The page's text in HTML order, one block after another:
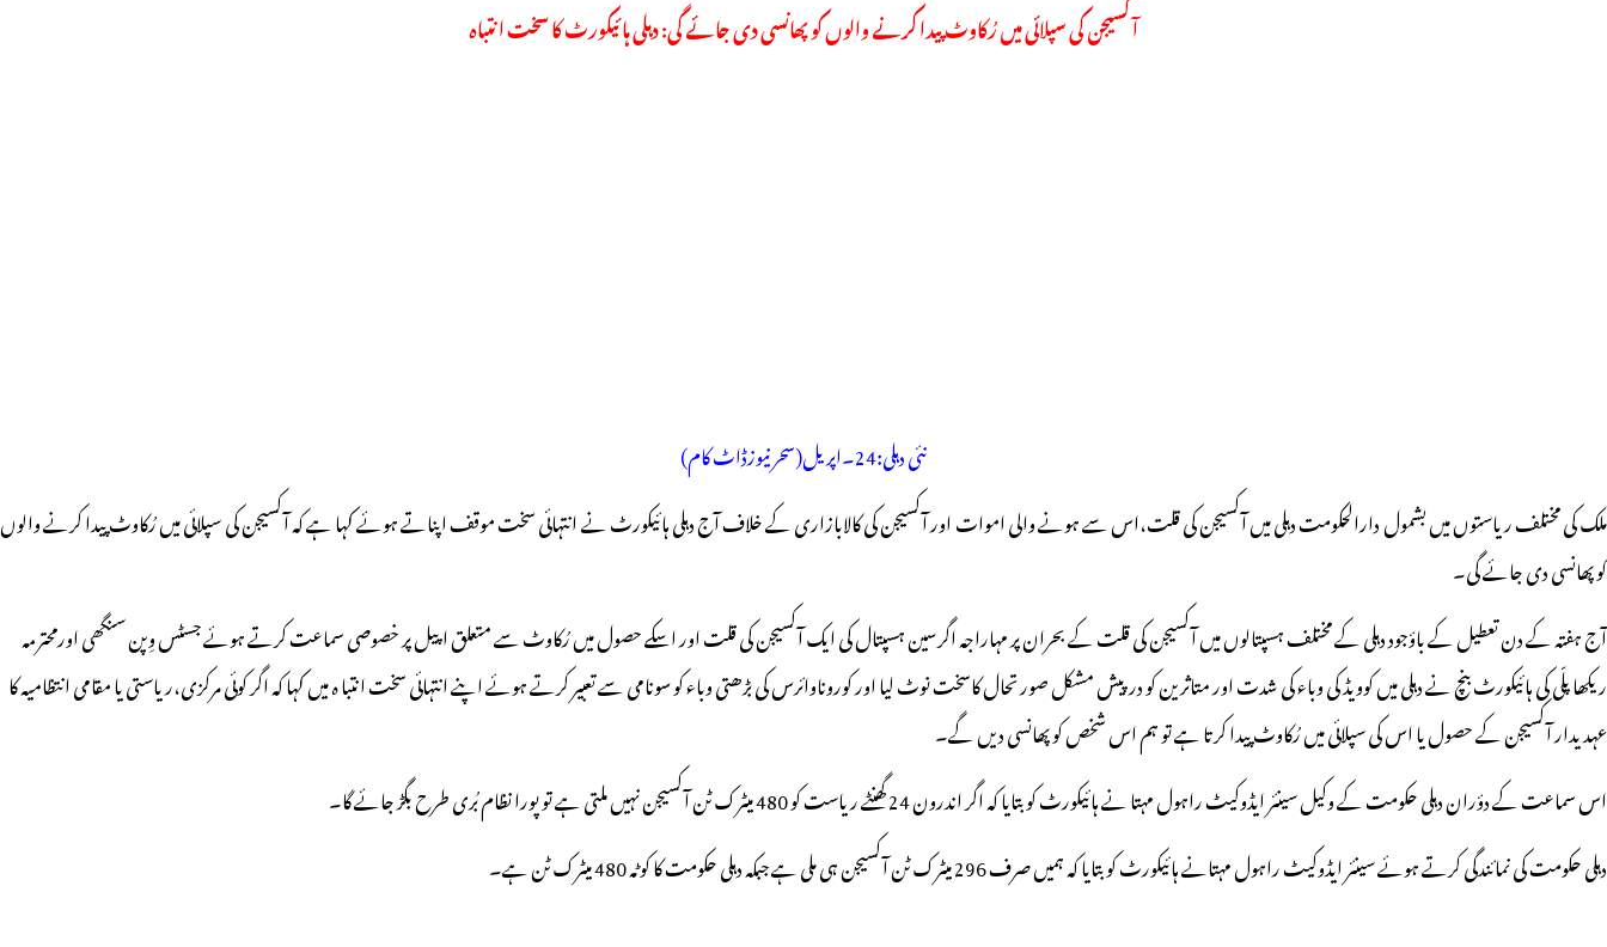
آکسیجن کی سپلائی میں رُکاوٹ پیدا کرنے والوں کو پھانسی دی جائے گی: دہلی ہائیکورٹ کا سخت انتباہ
نئی دہلی:24۔اپریل(سحر نیوزڈاٹ کام)
ملک کی مختلف ریاستوں میں بشمول دارالحکومت دہلی میں آکسیجن کی قلت،اس سے ہونے والی اموات اور آکسیجن کی کالابازاری کے خلاف آج دہلی ہائیکورٹ نے انتہائی سخت موقف اپناتے ہوئے کہا ہے کہ آکسیجن کی سپلائی میں رُکاوٹ پیدا کرنے والوں
کو پھانسی دی جائے گی۔
آج ہفتہ کے دن تعطیل کے باؤجود دہلی کے مختلف ہسپتالوں میں آکسیجن کی قلت کے بحران پر مہاراجہ اگرسین ہسپتال کی ایک آکسیجن کی قلت اور اسکے حصول میں رُکاوٹ سے متعلق اپیل پر خصوصی سماعت کرتے ہوئے جسٹس وِپن سنگھی اورمحترمہ
ریکھا پلّی کی ہائیکورٹ بنچ نے دہلی میں کوویڈ کی وباء کی شدت اور متاثرین کو درپیش مشکل صورتحال کاسخت نوٹ لیا اور کوروناوائرس کی بڑھتی وباء کو سونامی سے تعبیر کرتے ہوئے اپنے انتہائی سخت انتبا ہ میں کہا کہ اگر کوئی مرکزی،ریاستی یا مقامی انتظامیہ کا
عہدیدار آکسیجن کے حصول یا اس کی سپلائی میں رُکاوٹ پیدا کرتا ہے تو ہم اس شخص کو پھانسی دیں گے۔
اس سماعت کے دؤران دہلی حکومت کے وکیل سینئر ایڈوکیٹ راہول مہتا نے ہائیکورٹ کو بتایا کہ اگر اندرون 24 گھنٹے ریاست کو 480 میٹرک ٹن آکسیجن نہیں ملتی ہے تو پورا نظام بُری طرح بگڑ جائے گا۔
دہلی حکومت کی نمائندگی کرتے ہوئے سینئر ایڈوکیٹ راہول مہتانے ہائیکورٹ کو بتایا کہ ہمیں صرف 296 میٹرک ٹن آکسیجن ہی ملی ہے جبکہ دہلی حکومت کا کوٹہ 480 میٹرک ٹن ہے۔